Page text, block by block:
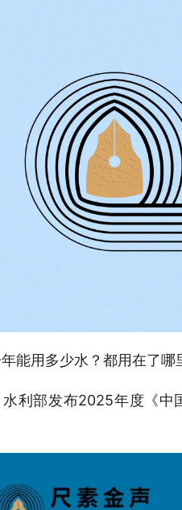
能用多少水？都用在了哪
利部发布2025年度《中